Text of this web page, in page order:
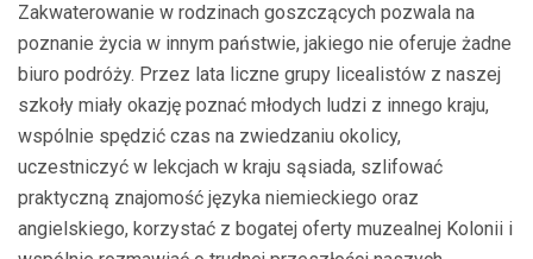
Zakwaterowanie w rodzinach goszczących pozwala na
poznanie życia w innym państwie, jakiego nie oferuje żadne
biuro podróży. Przez lata liczne grupy licealistów z naszej
szkoły miały okazję poznać młodych ludzi z innego kraju,
wspólnie spędzić czas na zwiedzaniu okolicy,
uczestniczyć w lekcjach w kraju sąsiada, szlifować
praktyczną znajomość języka niemieckiego oraz
angielskiego, korzystać z bogatej oferty muzealnej Kolonii i